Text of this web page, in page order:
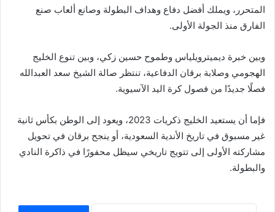
المتحرر، ويملك أفضل دفاع وهداف البطولة وصانع ألعاب صنع
الفارق منذ الجولة الأولى.
وبين خبرة ديميترويلياس وطموح حسين زكي، وبين تنوع الخليج
الهجومي وصلابة برقان الدفاعية، تنتظر صالة الشيخ سعد العبدالله
فصلًا جديدًا من فصول كرة اليد الآسيوية.
فإما أن يستعيد الخليج ذكريات 2023، ويعود إلى الوطن بكأس ثانية
غير مسبوق في تاريخ الأندية السعودية، أو ينجح برقان في تحويل
مشاركته الأولى إلى تتويج تاريخي سيظل محفورًا في ذاكرة النادي
والبطولة.